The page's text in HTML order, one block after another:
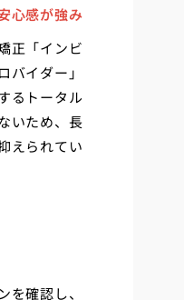
心感が強み
正「インビ
イダー」
るトータル
いため、長
えられてい
確認し、